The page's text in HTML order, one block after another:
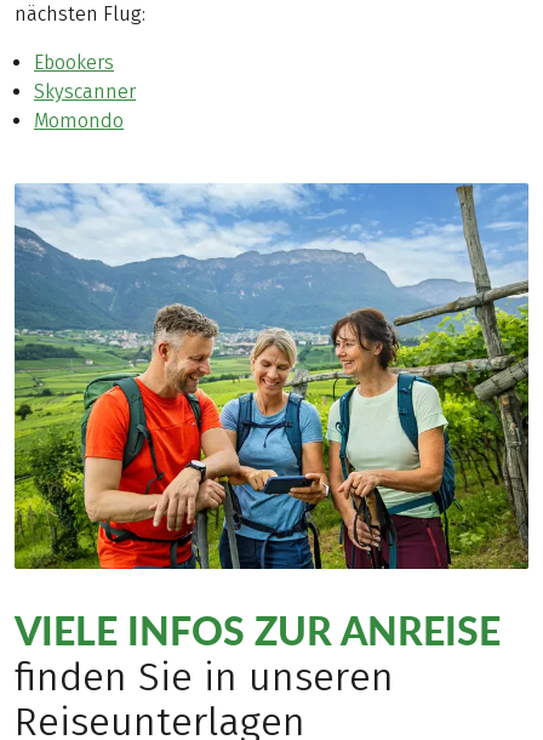
nächsten Flug:
Ebookers
Skyscanner
Momondo
VIELE INFOS ZUR ANREISE
finden Sie in unseren
Reiseunterlagen